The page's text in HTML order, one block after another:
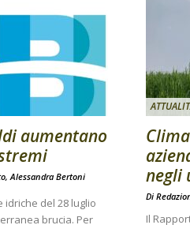
aumentano
Alessandra Bertoni
idriche del 28 luglio
brucia. Per
negli
Di
Il